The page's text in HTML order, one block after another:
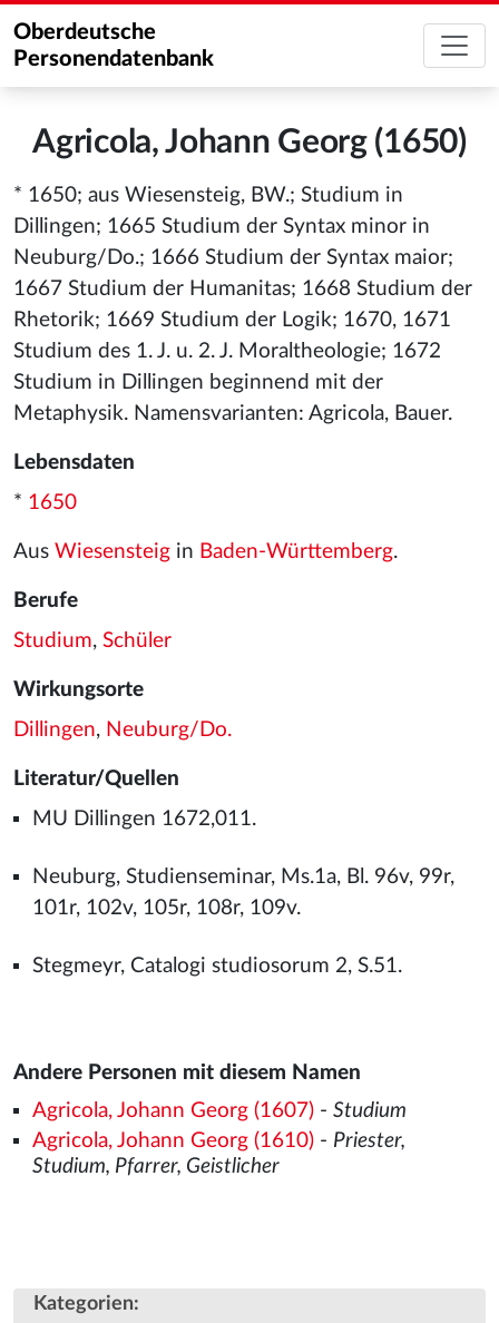
Oberdeutsche
Personendatenbank
Agricola, Johann Georg (1650)
* 1650; aus Wiesensteig, BW.; Studium in
Dillingen; 1665 Studium der Syntax minor in
Neuburg/Do.; 1666 Studium der Syntax maior;
1667 Studium der Humanitas; 1668 Studium der
Rhetorik; 1669 Studium der Logik; 1670, 1671
Studium des 1. J. u. 2. J. Moraltheologie; 1672
Studium in Dillingen beginnend mit der
Metaphysik. Namensvarianten: Agricola, Bauer.
Lebensdaten
* 1650
Aus Wiesensteig in Baden-Württemberg.
Berufe
Studium, Schüler
Wirkungsorte
Dillingen, Neuburg/Do.
Literatur/Quellen
MU Dillingen 1672,011.
Neuburg, Studienseminar, Ms.1a, Bl. 96v, 99r,
101r, 102v, 105r, 108r, 109v.
Stegmeyr, Catalogi studiosorum 2, S.51.
Andere Personen mit diesem Namen
Agricola, Johann Georg (1607)- Studium
Agricola, Johann Georg (1610)- Priester,
Studium, Pfarrer, Geistlicher
Kategorien: